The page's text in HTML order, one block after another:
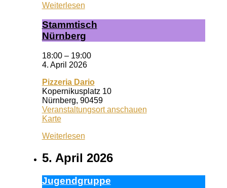
Zentrum
Weiterlesen
Stamm­tisch
Nürn­berg
18:00 – 19:00
4. April 2026
Pizzeria Dario
Kopernikusplatz 10
Nürnberg, 90459
Veranstaltungsort anschauen
KartePizzeria
Weiterlesen
5. April 2026
Ju­gend­grup­pe